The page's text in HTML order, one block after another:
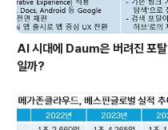
AI 시대에 Daum은 버려진 포탈
일까?